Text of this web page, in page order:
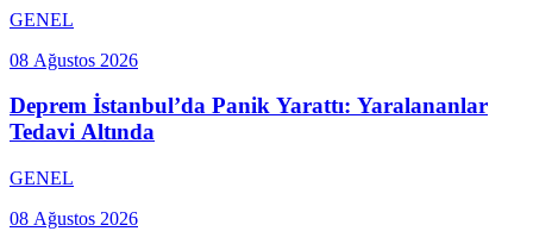
GENEL
08 Ağustos 2026
Deprem İstanbul’da Panik Yarattı: Yaralananlar
Tedavi Altında
GENEL
08 Ağustos 2026